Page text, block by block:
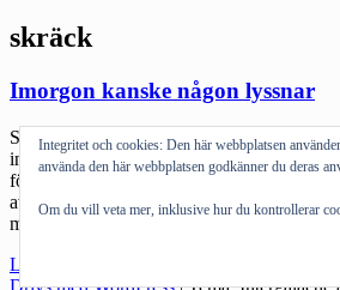
skräck
Imorgon kanske någon lyssnar
Så många som berätta om känslan: att inte
inte veta när man blir anklagad för något
för – på grund av vad någon hört, vad de
avlyssnats blivit till i hjärnorna hos dem
misstänka allt och […]
Läs mer
kanske
Drivs med WordPress |Tema: Intergalactic
Integritet och cookies: Den här webbplatsen
använda den här webbplatsen godkänner du deras
Om du vill veta mer, inklusive hur du kontrollerar